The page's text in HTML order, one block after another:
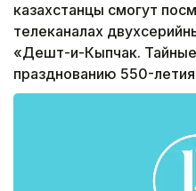
казахстанцы смогут
телеканалах
«Дешт-и-Кыпчак.
празднованию 550-летия